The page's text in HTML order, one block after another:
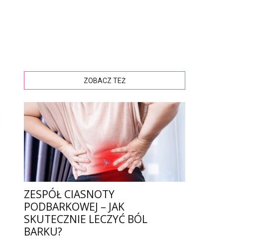
ZOBACZ TEŻ
ZESPÓŁ CIASNOTY
PODBARKOWEJ – JAK
SKUTECZNIE LECZYĆ BÓL
BARKU?